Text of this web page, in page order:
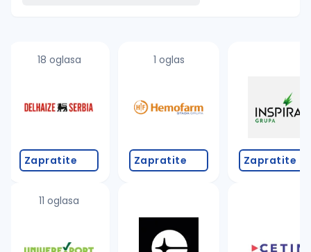
proverite pravopisne greške (koristite č, ć, š, đ,
promenite odabrane filtere pretrage
18 oglasa
Zapratite
11 oglasa
1 oglas
Zapratite Zapratite